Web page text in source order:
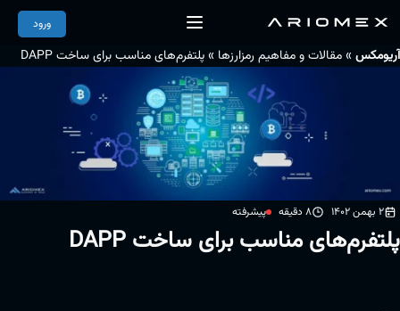
ورود
آریومکس »مقالات و مفاهیم رمزارزها »پلتفرم‌های مناسب برای ساخت DAPP
2 بهمن 1402 8 دقیقه پیشرفته
پلتفرم‌های مناسب برای ساخت DAPP